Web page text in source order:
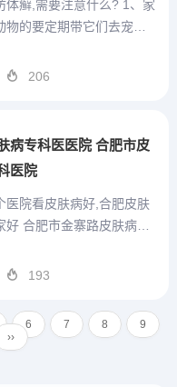
体癣,需要注意什么? 1、家
物的要定期带它们去宠物
时，如果发现小猫、小狗
身上长癣需要注意什么 养
206
病专科医医院 合肥市皮
医院
医院看皮肤病好,合肥皮肤
好 合肥市金寨路皮肤病专
医院等大型综合性医院拥
生进行操作，能够为患者
精准、安全、有效的治疗
193
6 7 8
9
››